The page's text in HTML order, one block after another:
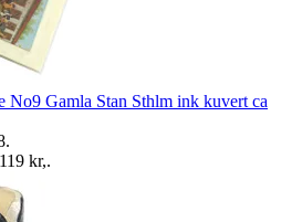
No9 Gamla Stan Sthlm ink kuvert ca
.
119 kr,.